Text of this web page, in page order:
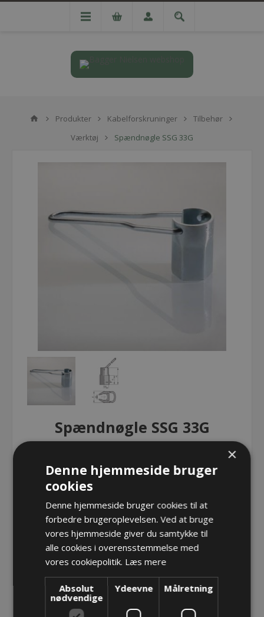
Produkter Kabelforskruninger
Tilbehør
Værktøj
Spændnøgle SSG 33G
Spændnøgle SSG 33G
Spændnøgle SSG 33G
Varenr.: PF SSG 33G
Producent: Pflitsch GmbH & Co. KG
Opret konto for at se priser
KØB
×
Denne hjemmeside bruger
cookies
Denne hjemmeside bruger cookies til at
forbedre brugeroplevelsen. Ved at bruge
vores hjemmeside giver du samtykke til
alle cookies i overensstemmelse med
vores cookiepolitik. Læs mere
Absolut
nødvendige
Ydeevne Målretning